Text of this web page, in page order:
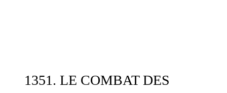
1351. LE COMBAT DES